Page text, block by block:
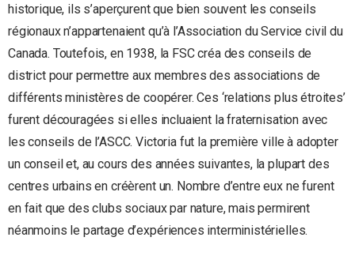
historique, ils s’aperçurent que bien souvent les conseils
régionaux n’appartenaient qu’à l’Association du Service civil du
Canada. Toutefois, en 1938, la FSC créa des conseils de
district pour permettre aux membres des associations de
différents ministères de coopérer. Ces ‘relations plus étroites’
furent découragées si elles incluaient la fraternisation avec
les conseils de l’ASCC. Victoria fut la première ville à adopter
un conseil et, au cours des années suivantes, la plupart des
centres urbains en créèrent un. Nombre d’entre eux ne furent
en fait que des clubs sociaux par nature, mais permirent
néanmoins le partage d’expériences interministérielles.